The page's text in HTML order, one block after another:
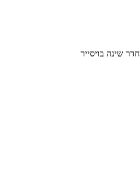
חדר שינה בויסייר